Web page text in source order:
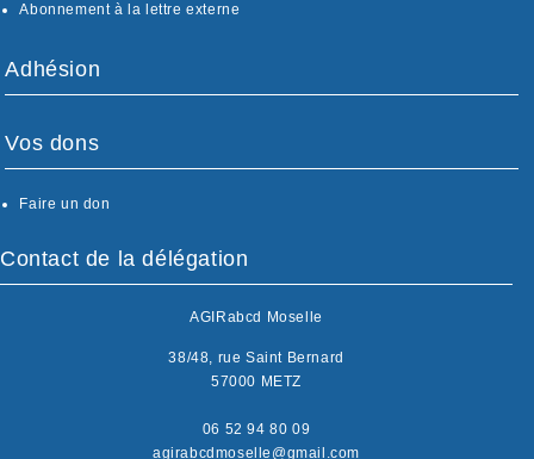
Abonnement à la lettre externe
Adhésion
Vos dons
Faire un don
Contact de la délégation
AGIRabcd Moselle
38/48, rue Saint Bernard
57000 METZ
06 52 94 80 09
agirabcdmoselle@gmail.com